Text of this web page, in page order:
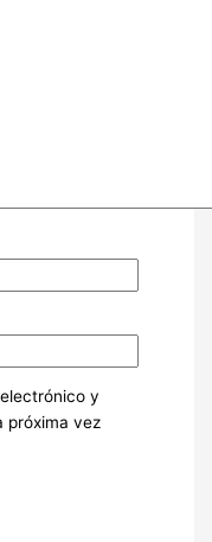
y
próxima vez